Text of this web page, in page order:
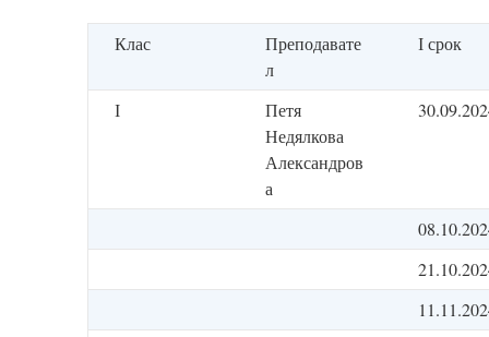
Клас
Преподавате
л
І срок
І
Петя
Недялкова
Александров
а